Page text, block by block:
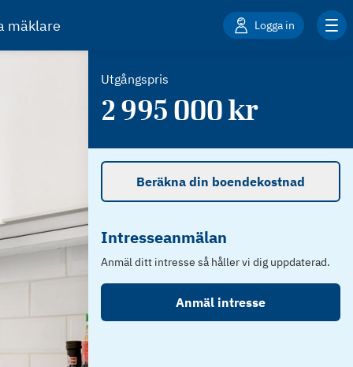
mäklare Logga in
Utgångspris
2 995 000kr
Beräkna din boendekostnad
Intresseanmälan
Anmäl ditt intresse så håller vi dig uppdaterad.
Anmäl intresse